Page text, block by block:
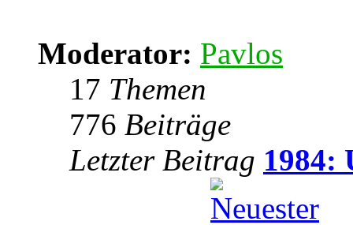
Moderator: Pavlos
17 Themen
776 Beiträge
Letzter Beitrag 1984: